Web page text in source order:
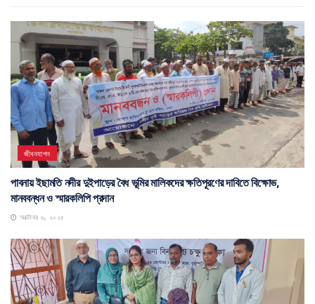
জীবনযাপন
পাবনায় ইছামতি নদীর দুইপাড়ের বৈধ ভূমির মালিকদের ক্ষতিপূরণের দাবিতে বিক্ষোভ,
মানববন্ধন ও স্মারকলিপি প্রদান
অক্টোবর ৬, ২০২৫